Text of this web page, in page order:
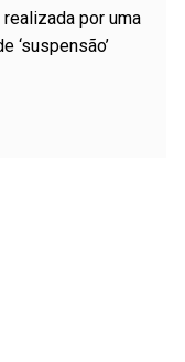
por uma
‘suspensão’